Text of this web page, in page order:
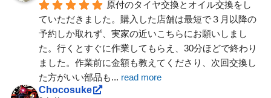
原付のタイヤ交換とオイル交換をし
ていただきました。購入した店舗は最短で３月以降の
予約しか取れず、実家の近いこちらにお願いしまし
た。行くとすぐに作業してもらえ、30分ほどで終わり
ました。作業前に金額も教えてくださり、次回交換し
た方がいい部品も... read more
Chocosuke